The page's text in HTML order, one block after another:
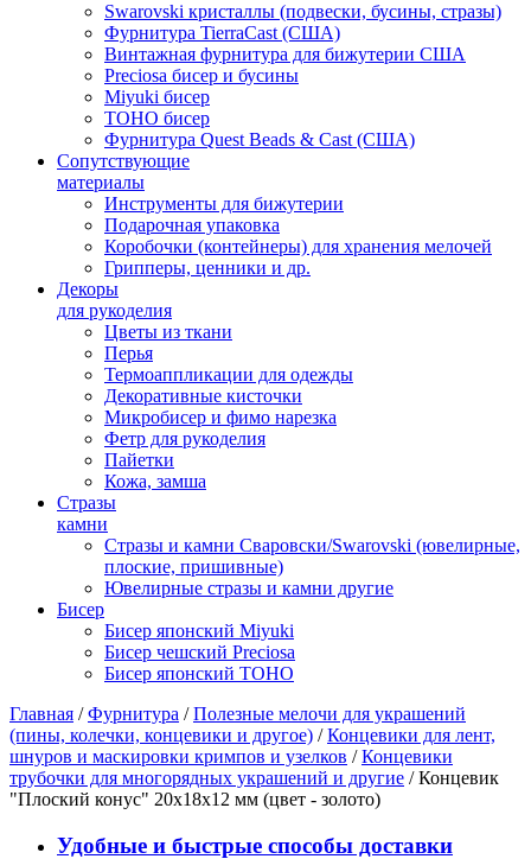
Swarovski кристаллы (подвески, бусины, стразы)
Фурнитура TierraCast (США)
Винтажная фурнитура для бижутерии США
Preciosa бисер и бусины
Miyuki бисер
TOHO бисер
Фурнитура Quest Beads & Cast (США)
Сопутствующие
материалы
Инструменты для бижутерии
Подарочная упаковка
Коробочки (контейнеры) для хранения мелочей
Грипперы, ценники и др.
Декоры
для рукоделия
Цветы из ткани
Перья
Термоаппликации для одежды
Декоративные кисточки
Микробисер и фимо нарезка
Фетр для рукоделия
Пайетки
Кожа, замша
Стразы
камни
Стразы и камни Сваровски/Swarovski (ювелирные,
плоские, пришивные)
Ювелирные стразы и камни другие
Бисер
Бисер японский Miyuki
Бисер чешский Preciosa
Бисер японский TOHO
Главная /Фурнитура /Полезные мелочи для украшений
(пины, колечки, концевики и другое) /Концевики для лент,
шнуров и маскировки кримпов и узелков /Концевики
трубочки для многорядных украшений и другие / Концевик
"Плоский конус" 20х18х12 мм (цвет - золото)
Удобные и быстрые способы доставки